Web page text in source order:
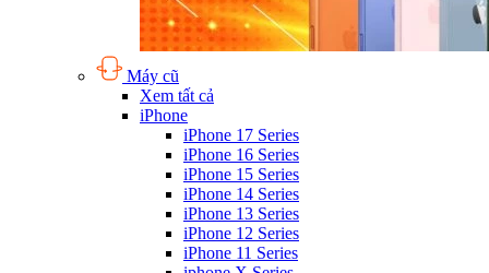
Máy cũ
Xem tất cả
iPhone
iPhone 17 Series
iPhone 16 Series
iPhone 15 Series
iPhone 14 Series
iPhone 13 Series
iPhone 12 Series
iPhone 11 Series